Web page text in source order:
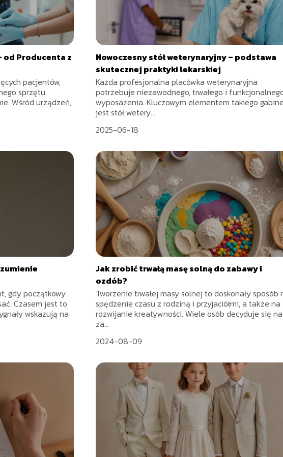
Producenta z
pacjentów,
sprzętu
Wśród urządzeń,
Nowoczesny stół weterynaryjny – podstawa
skutecznej praktyki lekarskiej
Każda profesjonalna placówka weterynaryjna
potrzebuje niezawodnego, trwałego i
wyposażenia. Kluczowym elementem takiego
jest stół wetery...
2025-06-18
gdy początkowy
Czasem jest to
wskazują na
Jak zrobić trwałą masę solną do zabawy i
ozdób?
Tworzenie trwałej masy solnej to doskonały sposób
spędzenie czasu z rodziną i przyjaciółmi, a także na
rozwijanie kreatywności. Wiele osób decyduje się na
za...
2024-08-09